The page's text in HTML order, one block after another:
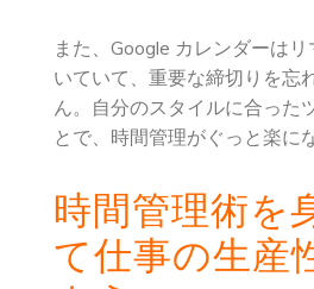
また、Google カレンダーは
いていて、重要な締切りを忘
ん。自分のスタイルに合った
とで、時間管理がぐっと楽に
時間管理術を
て仕事の生産